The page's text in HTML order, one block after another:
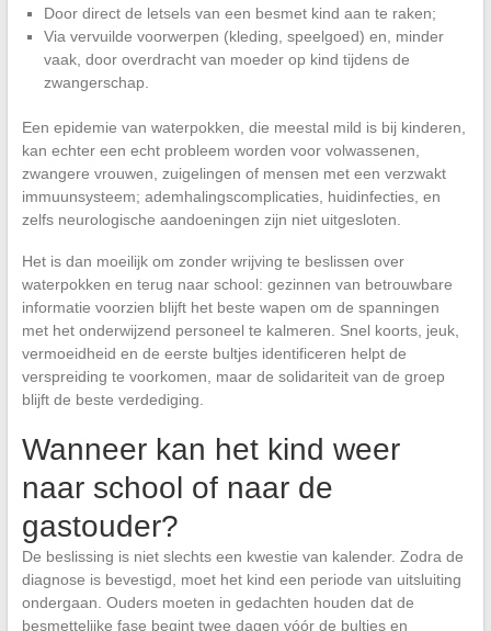
Door direct de letsels van een besmet kind aan te raken;
Via vervuilde voorwerpen (kleding, speelgoed) en, minder
vaak, door overdracht van moeder op kind tijdens de
zwangerschap.
Een epidemie van waterpokken, die meestal mild is bij kinderen,
kan echter een echt probleem worden voor volwassenen,
zwangere vrouwen, zuigelingen of mensen met een verzwakt
immuunsysteem; ademhalingscomplicaties, huidinfecties, en
zelfs neurologische aandoeningen zijn niet uitgesloten.
Het is dan moeilijk om zonder wrijving te beslissen over
waterpokken en terug naar school: gezinnen van betrouwbare
informatie voorzien blijft het beste wapen om de spanningen
met het onderwijzend personeel te kalmeren. Snel koorts, jeuk,
vermoeidheid en de eerste bultjes identificeren helpt de
verspreiding te voorkomen, maar de solidariteit van de groep
blijft de beste verdediging.
Wanneer kan het kind weer
naar school of naar de
gastouder?
De beslissing is niet slechts een kwestie van kalender. Zodra de
diagnose is bevestigd, moet het kind een periode van uitsluiting
ondergaan. Ouders moeten in gedachten houden dat de
besmettelijke fase begint twee dagen vóór de bultjes en